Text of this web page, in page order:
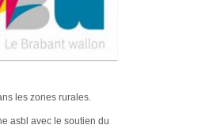
les zones rurales.
asbl avec le soutien du